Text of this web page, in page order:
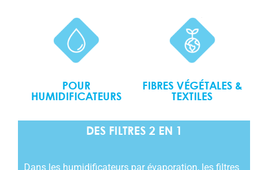
POUR
HUMIDIFICATEURS
FIBRES VÉGÉTALES &
TEXTILES
DES FILTRES 2 EN 1
Dans les humidificateurs par évaporation, les filtres